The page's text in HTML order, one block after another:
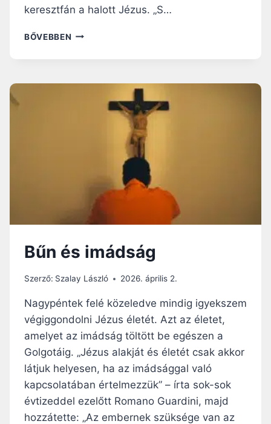
keresztfán a halott Jézus. „S…
BŐVEBBEN
J
M
S
S
E
E
E
T
Ö
V
Ő
B
Bűn és imádság
Szerző: Szalay László 2026. április 2.
Nagypéntek felé közeledve mindig igyekszem
végiggondolni Jézus életét. Azt az életet,
amelyet az imádság töltött be egészen a
Golgotáig. „Jézus alakját és életét csak akkor
látjuk helyesen, ha az imádsággal való
kapcsolatában értelmezzük” – írta sok-sok
évtizeddel ezelőtt Romano Guardini, majd
hozzátette: „Az embernek szüksége van az